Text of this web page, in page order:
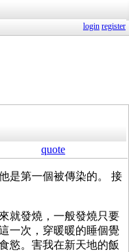
login register
quote
是第一個被傳染的。 接
就發燒，一般發燒只要
一次，穿暖暖的睡個覺
慾。害我在新天地的飯